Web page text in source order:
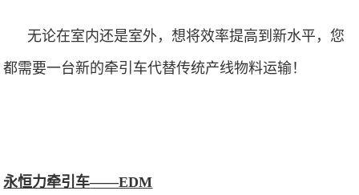
无论在室内还是室外，想将效率提高到新水平，您
都需要一台新的牵引车代替传统产线物料运输！
永恒力牵引车——EDM